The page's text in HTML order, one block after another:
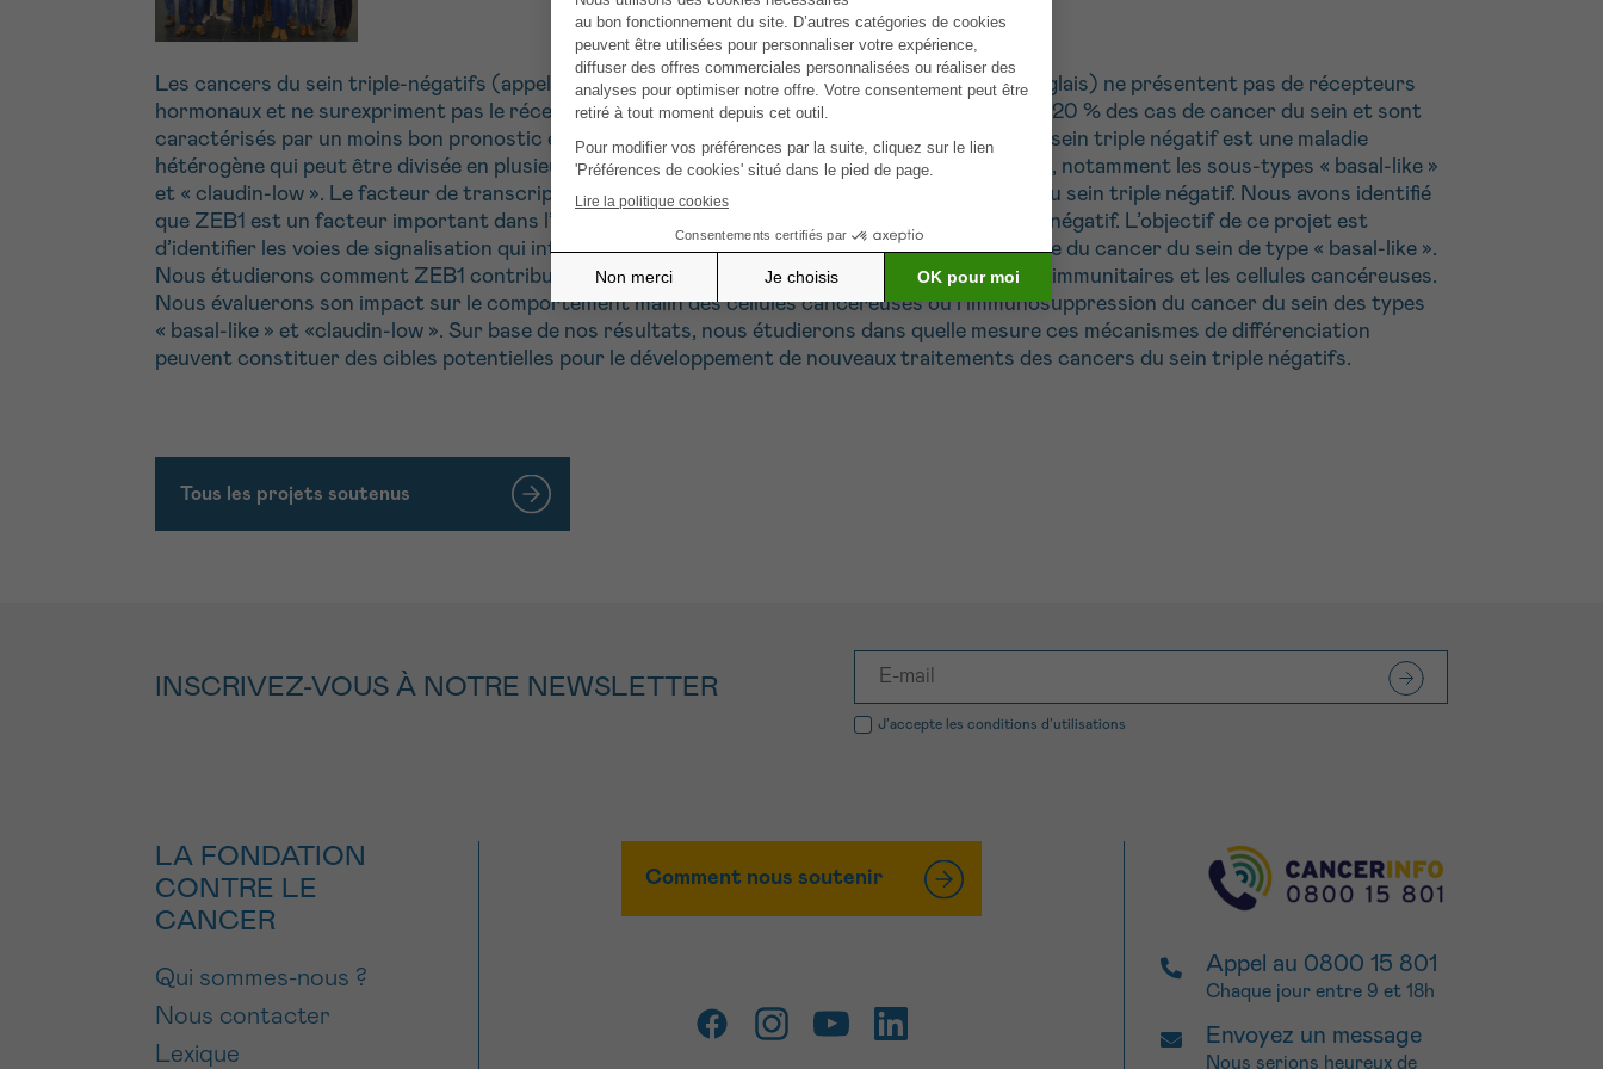
Les cancers du sein triple-négatifs (appelés TNBC pour Triple-Negative Breast Cancer, en anglais) ne présentent pas de récepteurs
hormonaux et ne surexpriment pas le récepteur HER2. Ces cancers représentent environ 10 à 20 % des cas de cancer du sein et sont
caractérisés par un moins bon pronostic et des options thérapeutiques limitées. Le cancer du sein triple négatif est une maladie
hétérogène qui peut être divisée en plusieurs sous-types en fonction de leurs caractéristiques, notamment les sous-types « basal-like »
et « claudin-low ». Le facteur de transcription ZEB1 est fréquemment stimulé dans le cancer du sein triple négatif. Nous avons identifié
que ZEB1 est un facteur important dans l’apparition et la progression du cancer du sein triple négatif. L’objectif de ce projet est
d’identifier les voies de signalisation qui interagissent avec ZEB1 dans la transformation maligne du cancer du sein de type « basal-like ».
Nous étudierons comment ZEB1 contribue aux problèmes de communication entre les cellules immunitaires et les cellules cancéreuses.
Nous évaluerons son impact sur le comportement malin des cellules cancéreuses ou l’immunosuppression du cancer du sein des types
« basal-like » et «claudin-low ». Sur base de nos résultats, nous étudierons dans quelle mesure ces mécanismes de différenciation
peuvent constituer des cibles potentielles pour le développement de nouveaux traitements des cancers du sein triple négatifs.
Tous les projets soutenus
INSCRIVEZ-VOUS À NOTRE NEWSLETTER
J’accepte les conditions d’utilisations
LA FONDATION
CONTRE LE
CANCER
Qui sommes-nous ?
Nous contacter
Lexique
Comment nous soutenir
Appel au 0800 15 801
Chaque jour entre 9 et 18h
Envoyez un message
Nous serions heureux de